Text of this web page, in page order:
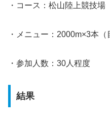
・コース：松山陸上競技場
・メニュー：2000m×3本（
・参加人数：30人程度
結果